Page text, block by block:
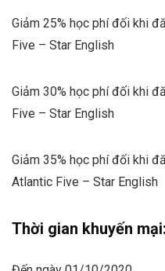
Giảm 25% học phí đối khi
Five – Star English
Giảm 30% học phí đối khi
Five – Star English
Giảm 35% học phí đối khi
Atlantic Five – Star English
Thời gian khuyến mại: